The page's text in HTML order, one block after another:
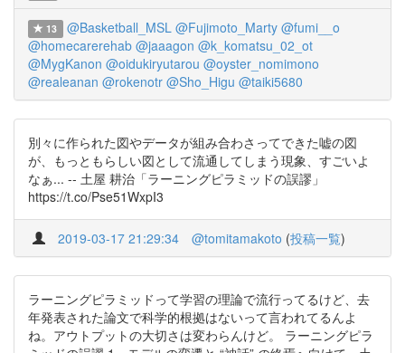
13 @Basketball_MSL @Fujimoto_Marty @fumi__o
@homecarerehab @jaaagon @k_komatsu_02_ot
@MygKanon @oidukiryutarou @oyster_nomimono
@realeanan @rokenotr @Sho_Higu @taiki5680
別々に作られた図やデータが組み合わさってできた嘘の図
が、もっともらしい図として流通してしまう現象、すごいよ
なぁ... -- 土屋 耕治「ラーニングピラミッドの誤謬」
https://t.co/Pse51WxpI3
2019-03-17 21:29:34 @tomitamakoto (投稿一覧)
ラーニングピラミッドって学習の理論で流行ってるけど、去
年発表された論文で科学的根拠はないって言われてるんよ
ね。アウトプットの大切さは変わらんけど。 ラーニングピラ